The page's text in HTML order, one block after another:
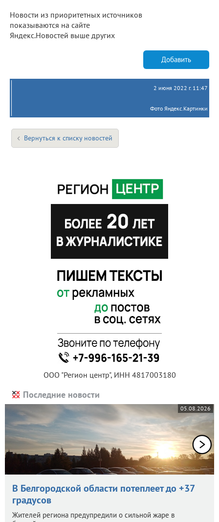
Новости из приоритетных источников
показываются на сайте
Яндекс.Новостей выше других
Добавить
2 июня 2022 г. 11:47
Фото Яндекс.Картинки
Вернуться к списку новостей
ООО "Регион центр", ИНН 4817003180
Последние новости
05.08.2026
В Белгородской области потеплеет до +37
градусов
Жителей региона предупредили о сильной жаре в